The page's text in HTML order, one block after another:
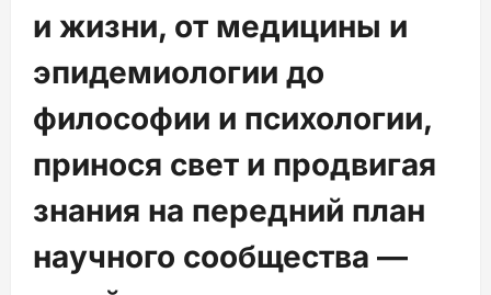
и жизни, от медицины и
эпидемиологии до
философии и психологии,
принося свет и продвигая
знания на передний план
научного сообщества —